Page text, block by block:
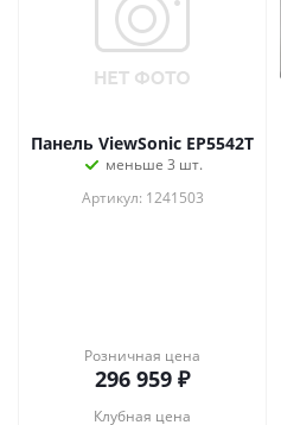
Панель ViewSonic EP5542T
меньше 3 шт.
Артикул: 1241503
Розничная цена
296 959 ₽
Клубная цена